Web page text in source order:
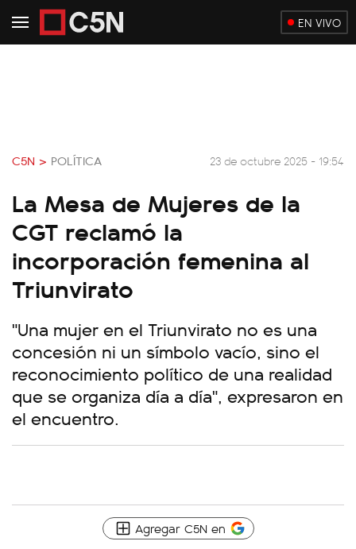
EN VIVO
C5N > POLÍTICA 23 de octubre 2025 - 19:54
La Mesa de Mujeres de la
CGT reclamó la
incorporación femenina al
Triunvirato
"Una mujer en el Triunvirato no es una
concesión ni un símbolo vacío, sino el
reconocimiento político de una realidad
que se organiza día a día", expresaron en
el encuentro.
Agregar C5N en